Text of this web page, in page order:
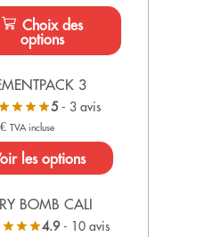
Choix des
options
3
5 - 3 avis
€ TVA incluse
les options
BOMB CALI
4.9- 10 avis